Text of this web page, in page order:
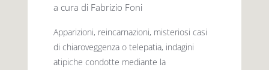
a cura di Fabrizio Foni
Apparizioni, reincarnazioni, misteriosi casi
di chiaroveggenza o telepatia, indagini
atipiche condotte mediante la